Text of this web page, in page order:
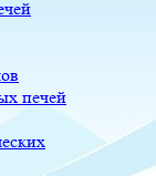
печей